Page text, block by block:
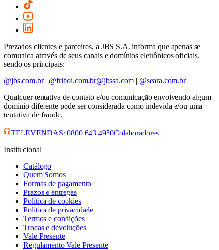
Prezados clientes e parceiros, a JBS S.A. informa que apenas se
comunica através de seus canais e domínios eletrônicos oficiais,
sendo os principais:
@jbs.com.br| @friboi.com.br@jbssa.com | @seara.com.br
Qualquer tentativa de contato e/ou comunicação envolvendo algum
domínio diferente pode ser considerada como indevida e/ou uma
tentativa de fraude.
TELEVENDAS: 0800 643 4950Colaboradores
Institucional
Catálogo
Quem Somos
Formas de pagamento
Prazos e entregas
Política de cookies
Política de privacidade
Termos e condições
Trocas e devoluções
Vale Presente
Regulamento Vale Presente